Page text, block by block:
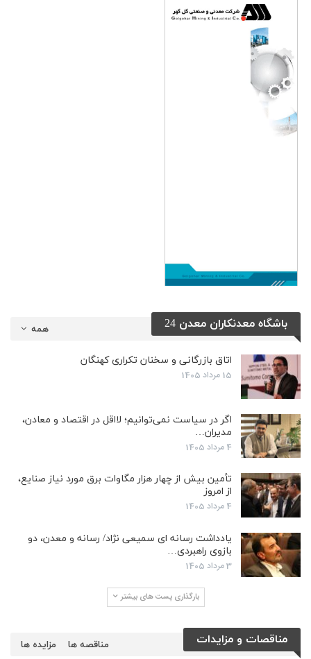
همه باشگاه معدنکاران معدن 24
اتاق بازرگانی و سخنان تکراری کهنگان
15 مرداد 1405
اگر در سیاست نمی‌توانیم؛ لااقل در اقتصاد و معادن،
مدیران…
4 مرداد 1405
تأمین بیش از چهار هزار مگاوات برق مورد نیاز صنایع،
از امروز
4 مرداد 1405
یادداشت رسانه ای سمیعی نژاد/ رسانه و معدن، دو
بازوی راهبردی…
3 مرداد 1405
بارگذاری پست های بیشتر
مناقصات و مزایدات مزایده ها مناقصه ها